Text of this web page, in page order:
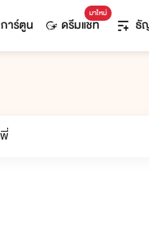
การ์ตูน
มาใหม่
ดรีมแชท ธั